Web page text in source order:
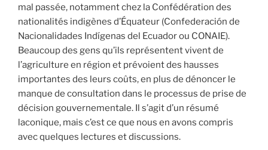
mal passée, notamment chez la Confédération des
nationalités indigènes d’Équateur (Confederación de
Nacionalidades Indígenas del Ecuador ou CONAIE).
Beaucoup des gens qu’ils représentent vivent de
l’agriculture en région et prévoient des hausses
importantes des leurs coûts, en plus de dénoncer le
manque de consultation dans le processus de prise de
décision gouvernementale. Il s’agit d’un résumé
laconique, mais c’est ce que nous en avons compris
avec quelques lectures et discussions.